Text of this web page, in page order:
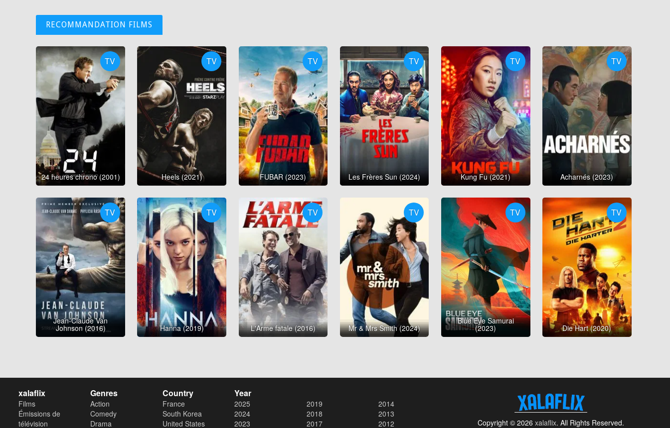
RECOMMANDATION FILMS
TV
24 heures chrono (2001)
TV
Heels (2021)
TV
FUBAR (2023)
TV
Les Frères Sun (2024)
TV
Kung Fu (2021)
TV
Acharnés (2023)
TV
Jean-Claude Van
Johnson (2016)
TV
Hanna (2019)
TV
L'Arme fatale (2016)
TV
Mr & Mrs Smith (2024)
TV
Blue Eye Samurai
(2023)
TV
Die Hart (2020)
xalaflix
Films
Émissions de
télévision
Genres
Action
Comedy
Drama
Country
France
South Korea
United States
Year
2025
2024
2023
2019
2018
2017
2014
2013
2012
Copyright © 2026xalaflix. All Rights Reserved.